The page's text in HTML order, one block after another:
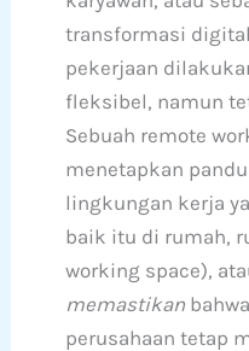
transformasi
pekerjaan
fleksibel, namun
Sebuah remote
menetapkan
lingkungan kerja
baik itu di rumah,
working space),
memastikan
perusahaan tetap